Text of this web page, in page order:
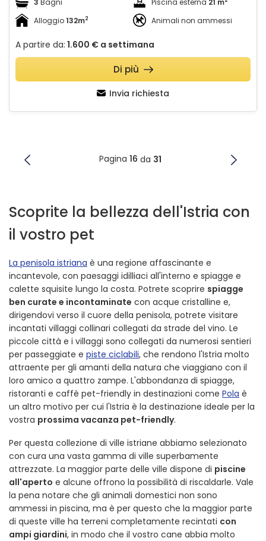
Alloggio132m2 Animali non ammessi
A partire da: 1.600 € a settimana
Invia richiesta
Di più
Pagina 16 da 31
Scoprite la bellezza dell'Istria con
il vostro pet
La penisola istriana è una regione affascinante e
incantevole, con paesaggi idilliaci all'interno e spiagge e
calette squisite lungo la costa. Potrete scoprire spiagge
ben curate e incontaminate con acque cristalline e,
dirigendovi verso il cuore della penisola, potrete visitare
incantati villaggi collinari collegati da strade del vino. Le
piccole città e i villaggi sono collegati da numerosi sentieri
per passeggiate e piste ciclabili, che rendono l'Istria molto
attraente per gli amanti della natura che viaggiano con il
loro amico a quattro zampe. L'abbondanza di spiagge,
ristoranti e caffè pet-friendly in destinazioni come Pola è
un altro motivo per cui l'Istria è la destinazione ideale per la
vostra prossima vacanza pet-friendly.
Per questa collezione di ville istriane abbiamo selezionato
con cura una vasta gamma di ville superbamente
attrezzate. La maggior parte delle ville dispone di piscine
all'aperto e alcune offrono la possibilità di riscaldarle. Vale
la pena notare che gli animali domestici non sono
ammessi in piscina, ma è per questo che la maggior parte
di queste ville ha terreni completamente recintati con
ampi giardini, in modo che il vostro cane abbia molto